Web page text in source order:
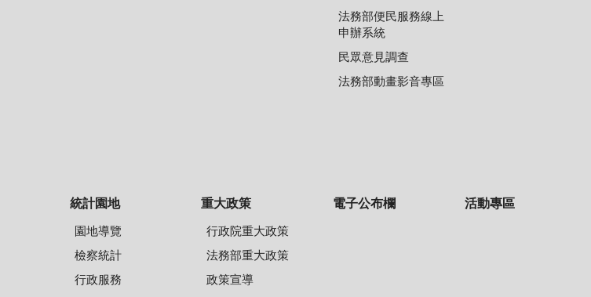
法務部便民服務線上
申辦系統
民眾意見調查
法務部動畫影音專區
統計園地
園地導覽
檢察統計
行政服務
重大政策
行政院重大政策
法務部重大政策
政策宣導
電子公布欄 活動專區